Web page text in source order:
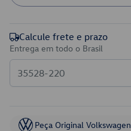
Calcule frete e prazo
Entrega em todo o Brasil
Peça Original Volkswagen